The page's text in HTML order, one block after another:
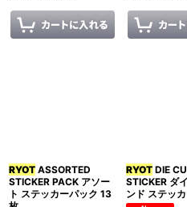
RYOT ASSORTED
STICKER PACK アソー
ト ステッカーパック 13
RYOTDIE
STICKER ダ
ンド ステッ